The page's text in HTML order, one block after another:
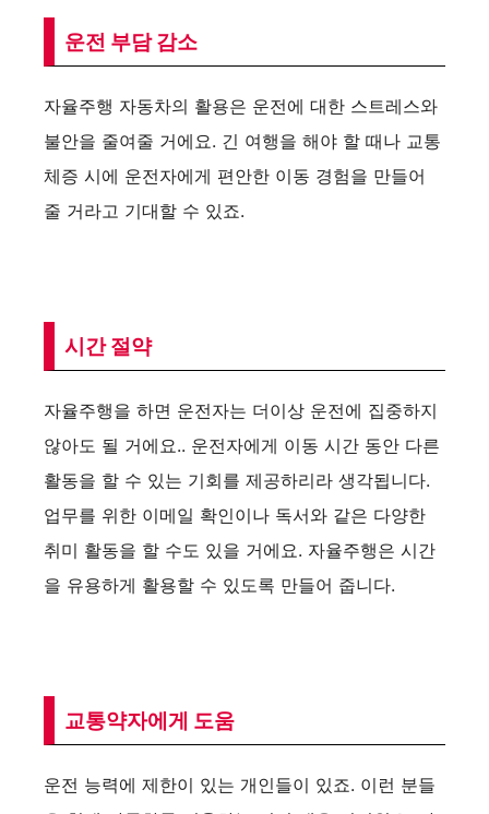
운전 부담 감소
자율주행 자동차의 활용은 운전에 대한 스트레스와
불안을 줄여줄 거에요. 긴 여행을 해야 할 때나 교통
체증 시에 운전자에게 편안한 이동 경험을 만들어
줄 거라고 기대할 수 있죠.
시간 절약
자율주행을 하면 운전자는 더이상 운전에 집중하지
않아도 될 거에요.. 운전자에게 이동 시간 동안 다른
활동을 할 수 있는 기회를 제공하리라 생각됩니다.
업무를 위한 이메일 확인이나 독서와 같은 다양한
취미 활동을 할 수도 있을 거에요. 자율주행은 시간
을 유용하게 활용할 수 있도록 만들어 줍니다.
교통약자에게 도움
운전 능력에 제한이 있는 개인들이 있죠. 이런 분들